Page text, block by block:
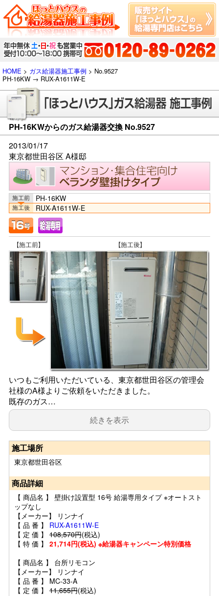
HOME > ガス給湯器施工事例 > No.9527
PH-16KW → RUX-A1611W-E
PH-16KWからのガス給湯器交換 No.9527
2013/01/17
東京都世田谷区 A様邸
PH-16KW
RUX-A1611W-E
いつもご利用いただいている、東京都世田谷区の管理会
社様のA様よりご依頼をいただきました。
既存のガス…
続きを表示
施工場所
東京都世田谷区
商品詳細
【 商品名 】 壁掛け設置型 16号 給湯専用タイプ ※オートスト
ップなし
【メーカー】 リンナイ
【 品 番 】 RUX-A1611W-E
【 定 価 】 108,570円(税込)
【 特 価 】 21,714円(税込) ※給湯器キャンペーン特別価格
【 商品名 】 台所リモコン
【メーカー】 リンナイ
【 品 番 】 MC-33-A
【 定 価 】 11,655円(税込)